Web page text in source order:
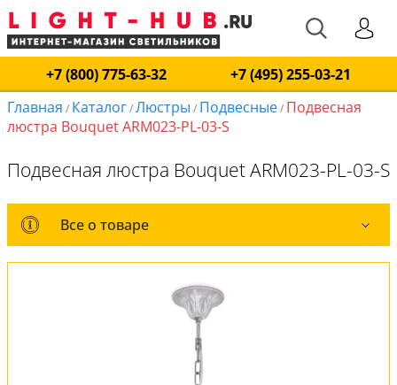
+7 (800) 775-63-32
+7 (495) 255-03-21
Главная / Каталог/Люстры / Подвесные/ Подвесная
люстра Bouquet ARM023-PL-03-S
Подвесная люстра Bouquet ARM023-PL-03-S
Все о товаре
Все о товаре
Комплект лампочек